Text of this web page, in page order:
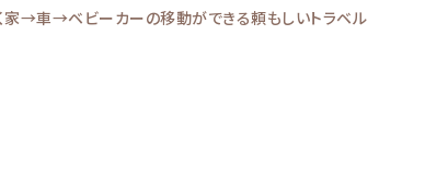
家→車→ベビーカーの移動ができる頼もしいトラベル